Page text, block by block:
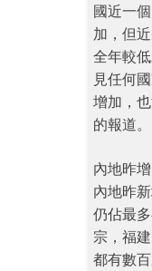
國近一
加，但
全年較
見任何
增加，
的報道。
內地昨
內地昨
仍佔最
宗，福
都有數